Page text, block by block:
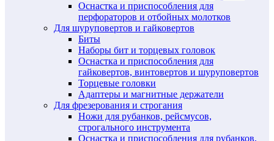
Оснастка и приспособления для
перфораторов и отбойных молотков
Для шуруповертов и гайковертов
Биты
Наборы бит и торцевых головок
Оснастка и приспособления для
гайковертов, винтовертов и шуруповертов
Торцевые головки
Адаптеры и магнитные держатели
Для фрезерования и строгания
Ножи для рубанков, рейсмусов,
строгального инструмента
Оснастка и приспособления для рубанков,